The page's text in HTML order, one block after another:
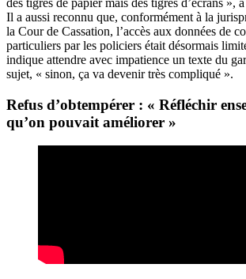
des tigres de papier mais des tigres d’écrans »,
Il a aussi reconnu que, conformément à la
la Cour de Cassation, l’accès aux données de
particuliers par les policiers était désormais
indique attendre avec impatience un texte du
sujet, « sinon, ça va devenir très compliqué ».
Refus d’obtempérer : « Réfléchir
qu’on pouvait améliorer »